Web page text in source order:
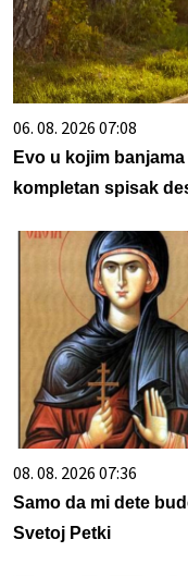
06. 08. 2026 07:08
Evo u kojim
kompletan spisak
08. 08. 2026 07:36
Samo da mi dete
Svetoj Petki